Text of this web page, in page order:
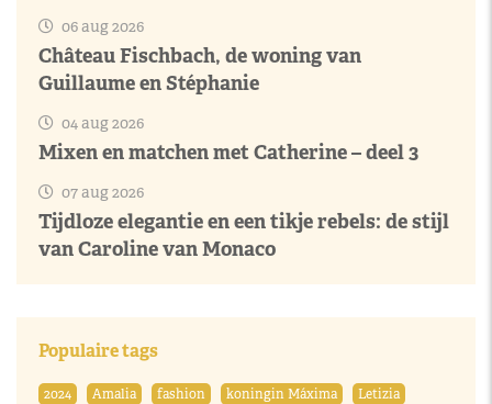
06 aug 2026
Château Fischbach, de woning van
Guillaume en Stéphanie
04 aug 2026
Mixen en matchen met Catherine – deel 3
07 aug 2026
Tijdloze elegantie en een tikje rebels: de stijl
van Caroline van Monaco
Populaire tags
2024 Amalia fashion koningin Máxima
Letizia